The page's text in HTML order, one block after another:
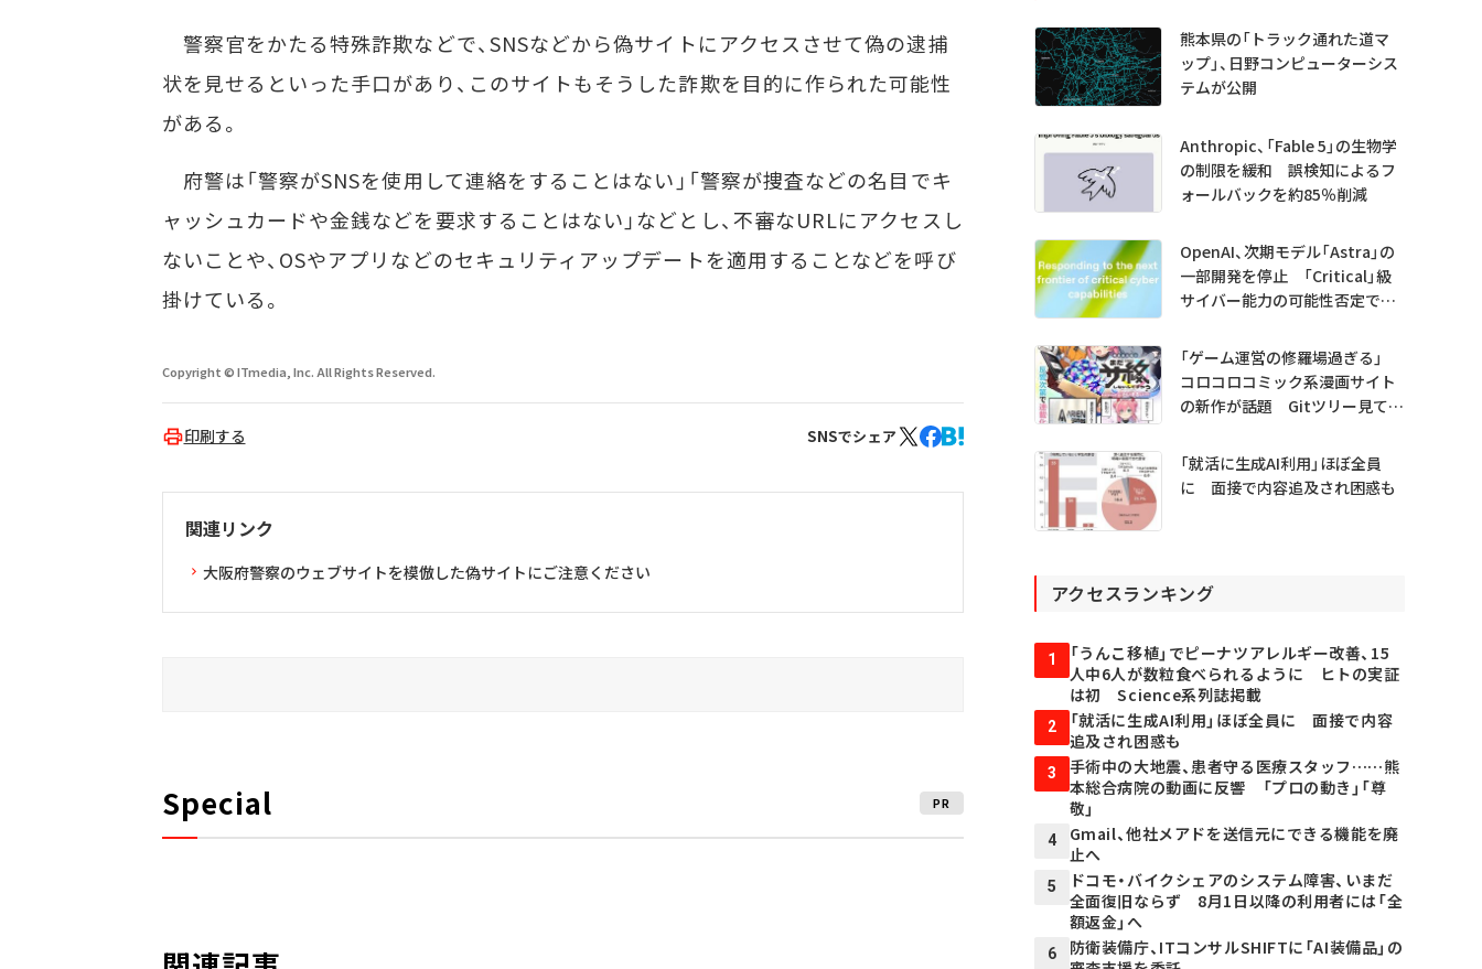
警察官をかたる特殊詐欺などで、SNSなどから偽サイトにアクセスさせて偽の逮捕
状を見せるといった手口があり、このサイトもそうした詐欺を目的に作られた可能性
がある。
府警は「警察がSNSを使用して連絡をすることはない」「警察が捜査などの名目でキ
ャッシュカードや金銭などを要求することはない」などとし、不審なURLにアクセスし
ないことや、OSやアプリなどのセキュリティアップデートを適用することなどを呼び
掛けている。
Copyright © ITmedia, Inc. All Rights Reserved.
印刷する SNSでシェア
関連リンク
大阪府警察のウェブサイトを模倣した偽サイトにご注意ください
Special PR
熊本県の「トラック通れた道マ
ップ」、日野コンピューターシス
テムが公開
Anthropic、「Fable 5」の生物学
の制限を緩和 誤検知によるフ
ォールバックを約85％削減
OpenAI、次期モデル「Astra」の
一部開発を停止 「Critical」級
サイバー能力の可能性否定でき
「ゲーム運営の修羅場過ぎる」
コロコロコミック系漫画サイト
の新作が話題 Gitツリー見てガ
「就活に生成AI利用」ほぼ全員
に 面接で内容追及され困惑も
アクセスランキング
1
「うんこ移植」でピーナツアレルギー改善、15
人中6人が数粒食べられるように ヒトの実証
は初 Science系列誌掲載
2
「就活に生成AI利用」ほぼ全員に 面接で内容
追及され困惑も
3
手術中の大地震、患者守る医療スタッフ……熊
本総合病院の動画に反響 「プロの動き」「尊
敬」
4
Gmail、他社メアドを送信元にできる機能を廃
止へ
5
ドコモ・バイクシェアのシステム障害、いまだ
全面復旧ならず 8月1日以降の利用者には「全
額返金」へ
6
防衛装備庁、ITコンサルSHIFTに「AI装備品」の